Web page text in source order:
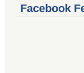
Facebook